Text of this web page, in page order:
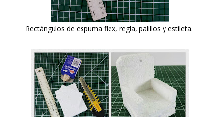
Rectángulos de espuma flex, regla, palillos y estileta.